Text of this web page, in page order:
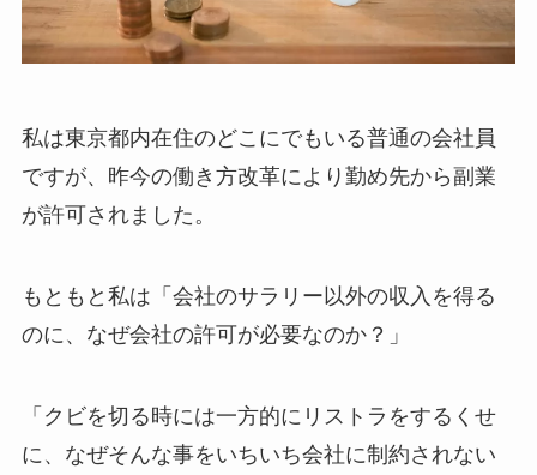
私は東京都内在住のどこにでもいる普通の会社員
ですが、昨今の働き方改革により勤め先から副業
が許可されました。
もともと私は「会社のサラリー以外の収入を得る
のに、なぜ会社の許可が必要なのか？」
「クビを切る時には一方的にリストラをするくせ
に、なぜそんな事をいちいち会社に制約されない